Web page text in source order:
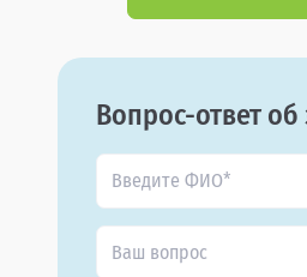
Вопрос-ответ